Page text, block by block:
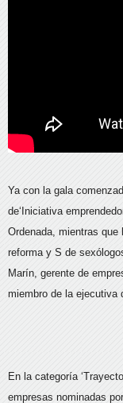
Ya con la gala
de‘Iniciativa
Ordenada, mientras
reforma y S de
Marín, gerente de
miembro de la ejecutiva
En la categoría
empresas nominadas